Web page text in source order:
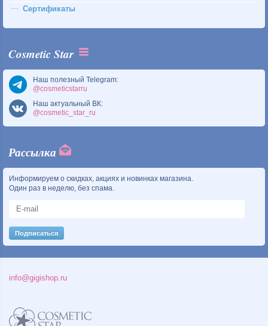
Сертификаты
Cosmetic Star
Наш полезный Telegram:
@cosmeticstarru
Наш актуальный ВК:
@cosmetic_star_ru
Рассылка
Информируем о скидках, акциях и новинках магазина.
Один раз в неделю, без спама.
info@gigishop.ru